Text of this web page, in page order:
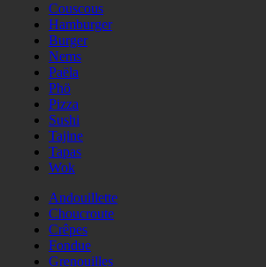
Couscous
Hamburger
Burger
Nems
Paëla
Phö
Pizza
Sushi
Tajine
Tapas
Wok
Andouillette
Choucroute
Crêpes
Fondue
Grenouilles